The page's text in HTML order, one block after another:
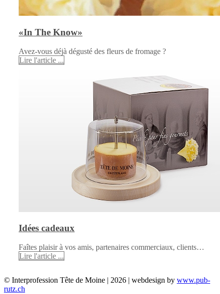
«In The Know»
Avez-vous déjà dégusté des fleurs de fromage ?
Lire l'article ...
Idées cadeaux
Faîtes plaisir à vos amis, partenaires commerciaux, clients…
Lire l'article ...
© Interprofession Tête de Moine | 2026 | webdesign by www.pub-
rutz.ch